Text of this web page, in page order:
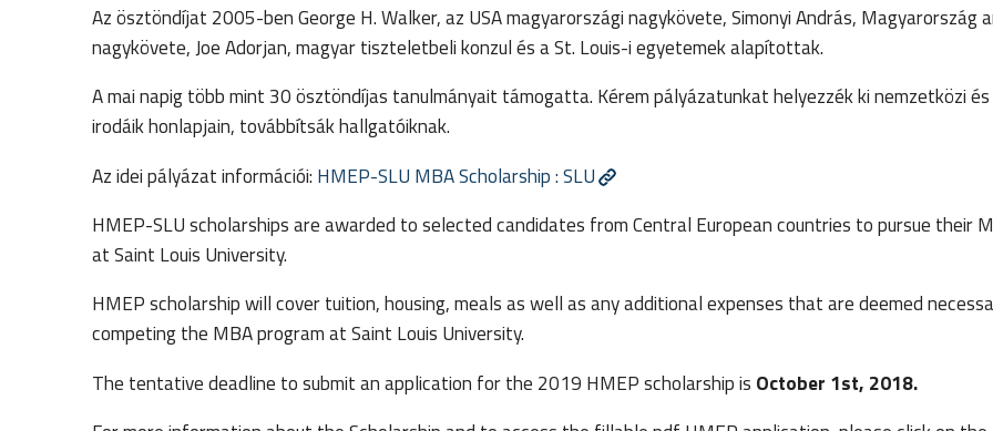
Az ösztöndíjat 2005-ben George H. Walker, az USA magyarországi nagykövete, Simonyi András, Magyarország
nagykövete, Joe Adorjan, magyar tiszteletbeli konzul és a St. Louis-i egyetemek alapítottak.
A mai napig több mint 30 ösztöndíjas tanulmányait támogatta. Kérem pályázatunkat helyezzék ki nemzetközi
irodáik honlapjain, továbbítsák hallgatóiknak.
Az idei pályázat információi: HMEP-SLU MBA Scholarship : SLU
HMEP-SLU scholarships are awarded to selected candidates from Central European countries to pursue their
at Saint Louis University.
HMEP scholarship will cover tuition, housing, meals as well as any additional expenses that are deemed
competing the MBA program at Saint Louis University.
The tentative deadline to submit an application for the 2019 HMEP scholarship is October 1st, 2018.